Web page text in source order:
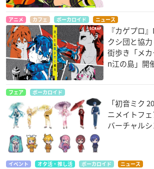
アニメ カフェ ボーカロイド ニュース
『カゲプロ
クシ団と協
街歩き「メ
n江の島」開
フェア ボーカロイド
「初音ミク
ニメイトフ
バーチャル
イベント オタ活・推し活 ボーカロイド ニュース